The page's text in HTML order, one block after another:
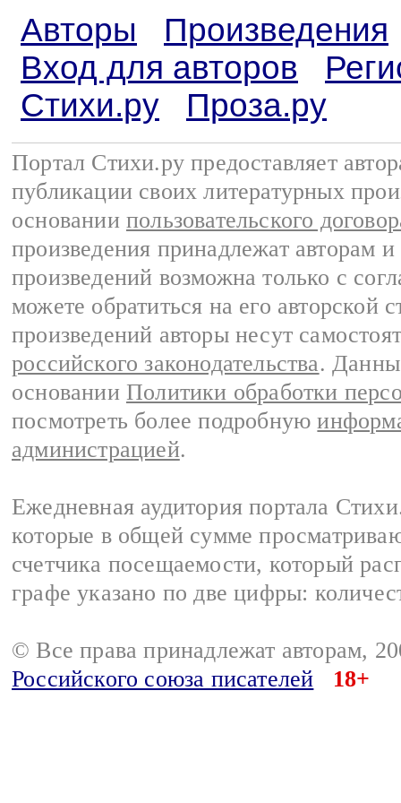
Авторы
Произведения
Вход для авторов
Стихи.ру
Проза.ру
Портал Стихи.ру предоставляет
публикации своих литературных
основании пользовательского
произведения принадлежат авторам
произведений возможна только с
можете обратиться на его авторской
произведений авторы несут
российского законодательства.
основании Политики обработки
посмотреть более подробную
администрацией.
Ежедневная аудитория портала
которые в общей сумме
счетчика посещаемости, который
графе указано по две цифры:
© Все права принадлежат авторам,
Российского союза писателей
18+